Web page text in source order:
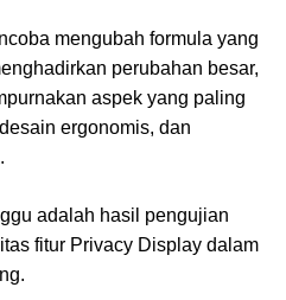
mengubah formula yang
perubahan besar,
aspek yang paling
ergonomis, dan
adalah hasil pengujian
fitur Privacy Display dalam